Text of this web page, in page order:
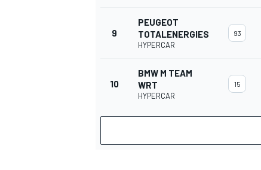
9
PEUGEOT
TOTALENERGIES
HYPERCAR
93
10
BMW M TEAM
WRT
HYPERCAR
15